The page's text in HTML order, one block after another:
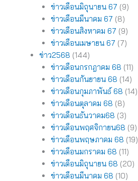
ข่าวเดือนมิถุนายน 67 (9)
ข่าวเดือนมีนาคม 67 (8)
ข่าวเดือนสิงหาคม 67 (9)
ข่าวเดือนเมษายน 67 (7)
ข่าว2568 (144)
ข่าวเดือนกรกฎาคม 68 (11)
ข่าวเดือนกันยายน 68 (14)
ข่าวเดือนกุมภาพันธ์ 68 (14)
ข่าวเดือนตุลาคม 68 (8)
ข่าวเดือนธันวาคม68 (3)
ข่าวเดือนพฤศจิกายน68 (9)
ข่าวเดือนพฤษภาคม 68 (19)
ข่าวเดือนมกราคม 68 (11)
ข่าวเดือนมิถุนายน 68 (20)
ข่าวเดือนมีนาคม 68 (10)